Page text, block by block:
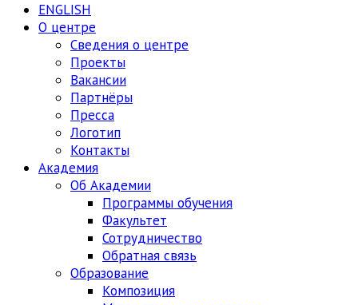
ENGLISH
О центре
Сведения о центре
Проекты
Вакансии
Партнёры
Пресса
Логотип
Контакты
Академия
Об Академии
Программы обучения
Факультет
Сотрудничество
Обратная связь
Образование
Композиция